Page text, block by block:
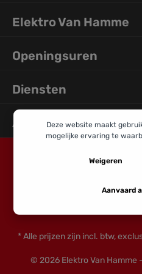
Elektro Van Hamme
Openingsuren
Diensten
Algemene Info
© 2026 Elektro Van Hamme
* Alle prijzen zijn incl. btw,
Deze website maakt
mogelijke ervaring te
Weigeren
Aanvaard